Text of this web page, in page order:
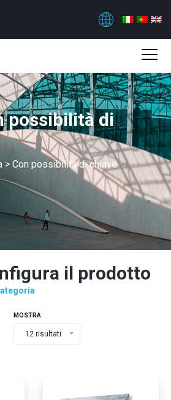
possibilità di
> Con possibilità di chiave
il prodotto
MOSTRA
12 risultati